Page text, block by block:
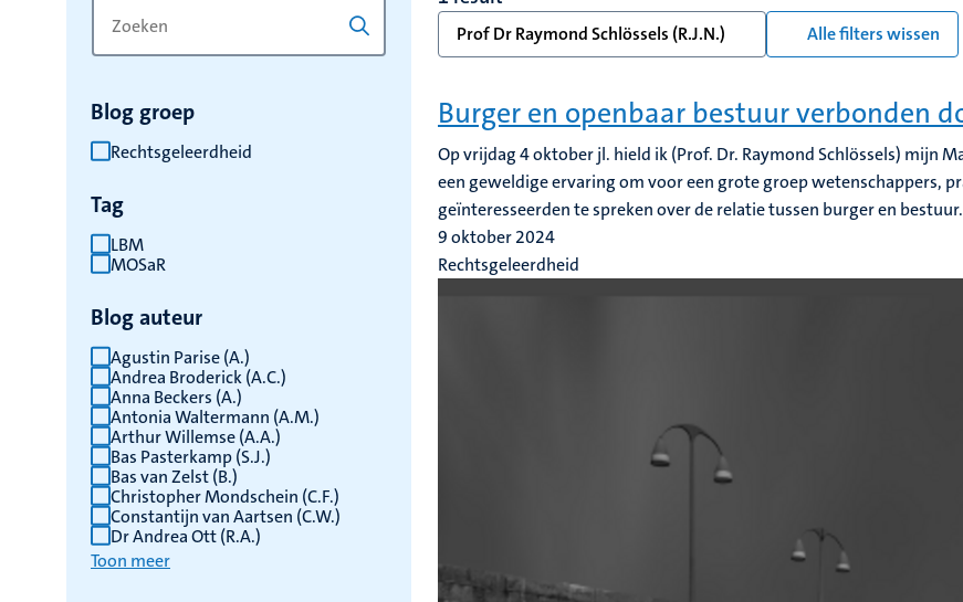
trefwoord
trefwoord
resultaten
vernieuwen
Blog groep
Rechtsgeleerdheid
Tag
LBM
MOSaR
Blog auteur
Agustin Parise (A.)
Andrea Broderick (A.C.)
Anna Beckers (A.)
Antonia Waltermann (A.M.)
Arthur Willemse (A.A.)
Bas Pasterkamp (S.J.)
Bas van Zelst (B.)
Christopher Mondschein (C.F.)
Constantijn van Aartsen (C.W.)
Dr Andrea Ott (R.A.)
Toon meer
Prof Dr Raymond Schlössels (R.J.N.) Alle filters wissen
Burger en openbaar bestuur verbonden
Op vrijdag 4 oktober jl. hield ik (Prof. Dr. Raymond Schlössels) mijn
een geweldige ervaring om voor een grote groep wetenschappers,
geïnteresseerden te spreken over de relatie tussen burger en
9 oktober 2024
Rechtsgeleerdheid